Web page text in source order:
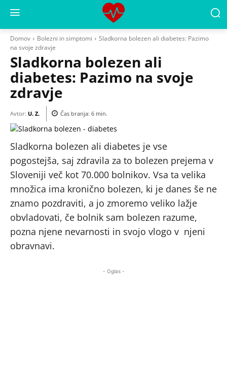
Domov Bolezni in simptomi
Sladkorna bolezen ali diabetes: Pazimo
na svoje zdravje
Sladkorna bolezen ali
diabetes: Pazimo na svoje
zdravje
Avtor: U. Z. Čas branja: 6 min.
Sladkorna bolezen ali diabetes je vse
pogostejša, saj zdravila za to bolezen prejema v
Sloveniji več kot 70.000 bolnikov. Vsa ta velika
množica ima kronično bolezen, ki je danes še ne
znamo pozdraviti, a jo zmoremo veliko lažje
obvladovati, če bolnik sam bolezen razume,
pozna njene nevarnosti in svojo vlogo v njeni
obravnavi.
- Oglas -